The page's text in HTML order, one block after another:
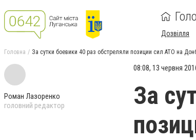
Дозвілля
Головна За сутки боевики 40 раз обстреляли позиции сил АТО на
Роман Лазоренко
головний редактор
08:08, 13 червня
За